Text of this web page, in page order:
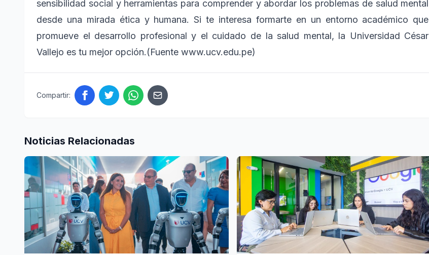
sensibilidad social y herramientas para comprender y abordar los problemas de salud mental
desde una mirada ética y humana. Si te interesa formarte en un entorno académico que
promueve el desarrollo profesional y el cuidado de la salud mental, la Universidad César
Vallejo es tu mejor opción.(Fuente www.ucv.edu.pe)
Compartir:
Noticias Relacionadas